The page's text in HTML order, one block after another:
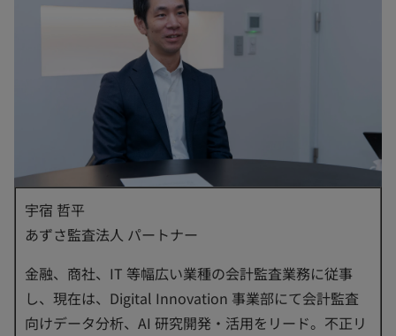
宇宿 哲平
あずさ監査法人 パートナー
金融、商社、IT 等幅広い業種の会計監査業務に従事
し、現在は、Digital Innovation 事業部にて会計監査
向けデータ分析、AI 研究開発・活用をリード。不正リ